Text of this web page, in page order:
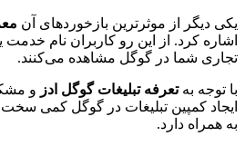
یکی دیگر از موثرترین بازخوردهای آن
اشاره کرد. از این رو کاربران نام
تجاری شما در گوگل مشاهده می‌کنند.
با توجه بهتعرفه تبلیغات گوگل ادز و
ایجاد کمپین تبلیغات در گوگل کمی
به همراه دارد.